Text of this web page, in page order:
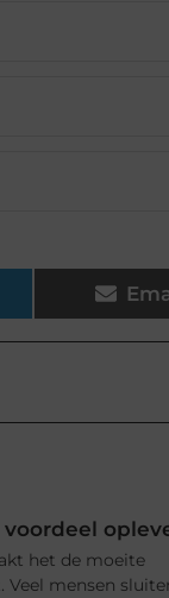
het de moeite
mensen